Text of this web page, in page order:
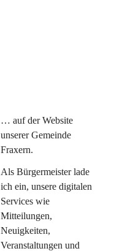
… auf der Website
unserer Gemeinde
Fraxern.
Als Bürgermeister lade
ich ein, unsere digitalen
Services wie
Mitteilungen,
Neuigkeiten,
Veranstaltungen und